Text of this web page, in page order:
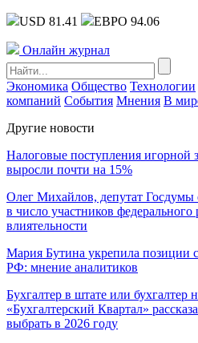
USD 81.41 ЕВРО 94.06
Онлайн журнал
Экономика Общество Технологии
компаний События Мнения В
Другие новости
Налоговые поступления игорной
выросли почти на 15%
Олег Михайлов, депутат
в число участников
влиятельности
Мария Бутина укрепила позиции
РФ: мнение аналитиков
Бухгалтер в штате или бухгалтер
«Бухгалтерский Квартал»
выбрать в 2026 году